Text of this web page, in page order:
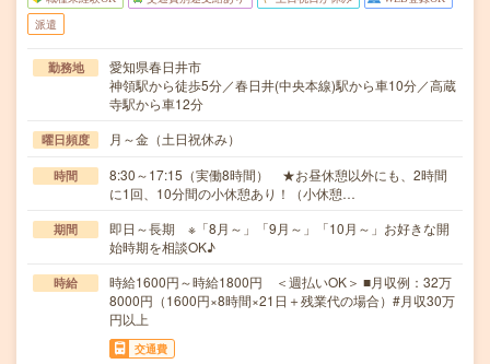
派遣
勤務地
愛知県春日井市
神領駅から徒歩5分／春日井(中央本線)駅から車10分／高蔵
寺駅から車12分
曜日頻度 月～金（土日祝休み）
時間
8:30～17:15（実働8時間） ★お昼休憩以外にも、2時間
に1回、10分間の小休憩あり！（小休憩…
期間
即日～長期 ※「8月～」「9月～」「10月～」お好きな開
始時期を相談OK♪
時給
時給1600円～時給1800円 ＜週払いOK＞ ■月収例：32万
8000円（1600円×8時間×21日＋残業代の場合）#月収30万
円以上
交通費